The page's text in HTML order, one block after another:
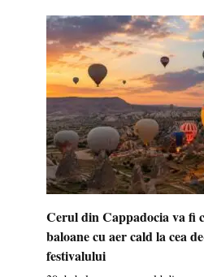
Cerul din Cappadocia va fi
baloane cu aer cald la cea
festivalului